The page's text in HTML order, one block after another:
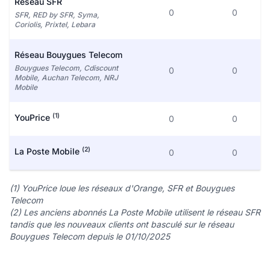
SFR, RED by SFR, Syma,
Coriolis, Prixtel, Lebara
0 0
Réseau Bouygues Telecom
Bouygues Telecom, Cdiscount
Mobile, Auchan Telecom, NRJ
Mobile
0 0
YouPrice (1) 0 0
La Poste Mobile (2) 0 0
(1) YouPrice loue les réseaux d'Orange, SFR et Bouygues
Telecom
(2) Les anciens abonnés La Poste Mobile utilisent le réseau SFR
tandis que les nouveaux clients ont basculé sur le réseau
Bouygues Telecom depuis le 01/10/2025